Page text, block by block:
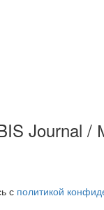
Journal /
с политикой